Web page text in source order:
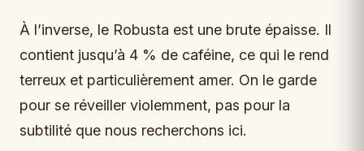
À l’inverse, le Robusta est une brute épaisse. Il
contient jusqu’à 4 % de caféine, ce qui le rend
terreux et particulièrement amer. On le garde
pour se réveiller violemment, pas pour la
subtilité que nous recherchons ici.